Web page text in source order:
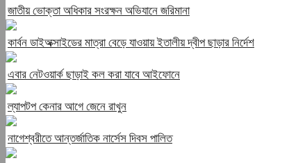
জাতীয় ভোক্তা অধিকার সংরক্ষন অভিযানে জরিমানা
কার্বন ডাইঅক্সাইডের মাত্রা বেড়ে যাওয়ায় ইতালীয় দ্বীপ ছাড়ার নির্দেশ
এবার নেটওয়ার্ক ছাড়াই কল করা যাবে আইফোনে
ল্যাপটপ কেনার আগে জেনে রাখুন
নাগেশ্বরীতে আন্তর্জাতিক নার্সেস দিবস পালিত